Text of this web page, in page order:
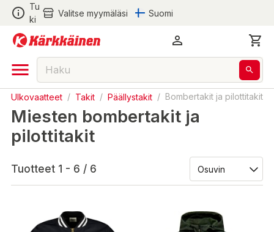
Tu
ki
Valitse myymäläsi Suomi
Ulkovaatteet / Takit / Päällystakit / Bombertakit ja pilottitakit
Miesten bombertakit ja
pilottitakit
Tuotteet 1 - 6 / 6